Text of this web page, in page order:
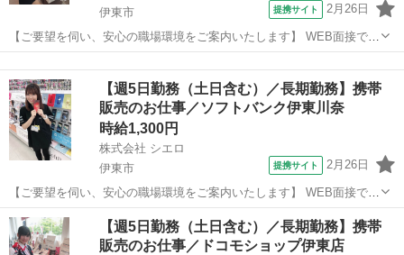
伊東市
提携サイト 2月26日
【ご要望を伺い、安心の職場環境をご案内いたします】 WEB面接で即
対応OK！ もちろん対面でもOK！ご希望の方でお会いしましょう♪ 入
社祝い金が最大10万円！※規定あり シフト制だからプライベートもし
っかり確保♪人気のお仕...【週5日勤務（土日含む）／長期勤務】携帯
販売のお仕事／ソフトバンク伊東川奈
時給1,300円
株式会社 シエロ
伊東市
提携サイト 2月26日
【ご要望を伺い、安心の職場環境をご案内いたします】 WEB面接で即
対応OK！ もちろん対面でもOK！ご希望の方でお会いしましょう♪ 入
社祝い金が最大10万円！※規定あり シフト制だからプライベートもし
っかり確保♪人気のお仕...
静岡 伊東市 携帯ショップ
【週5日勤務（土日含む）／長期勤務】携帯
販売のお仕事／ドコモショップ伊東店